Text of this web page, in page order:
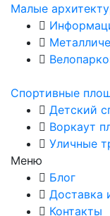
Малые
Спортивные
Детский
Воркаут
Уличные
Меню
Блог
Доставка
Контакты